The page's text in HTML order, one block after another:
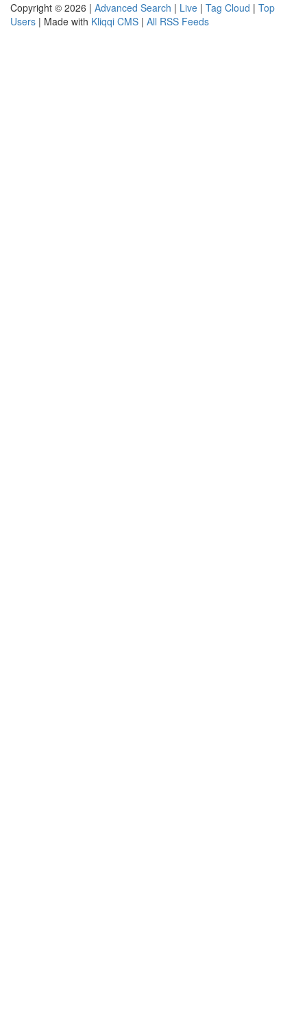
Copyright © 2026 | Advanced Search | Live | Tag Cloud | Top
Users | Made with Kliqqi CMS | All RSS Feeds